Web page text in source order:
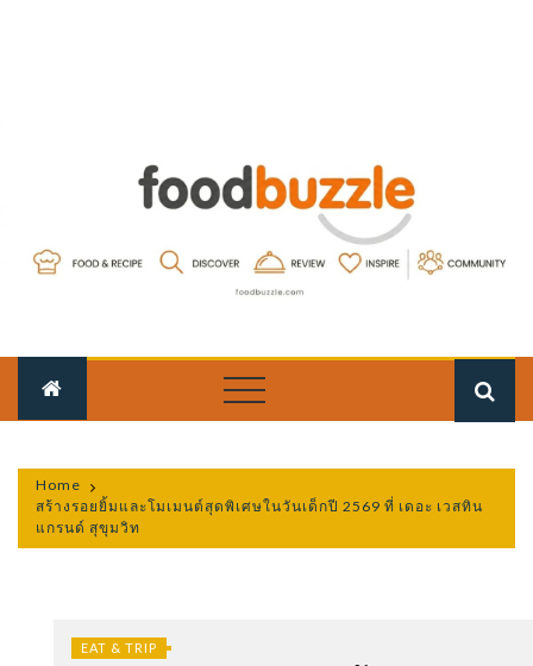
BUZZLE
Home
สร้างรอยยิ้มและโมเมนต์สุดพิเศษในวันเด็กปี 2569 ที่ เดอะ เวสทิน
แกรนด์ สุขุมวิท
EAT & TRIP